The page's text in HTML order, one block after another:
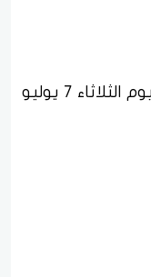
بلغت قيمة سعر الذهب عيار 24 اليوم الثلاثاء 7 يوليو